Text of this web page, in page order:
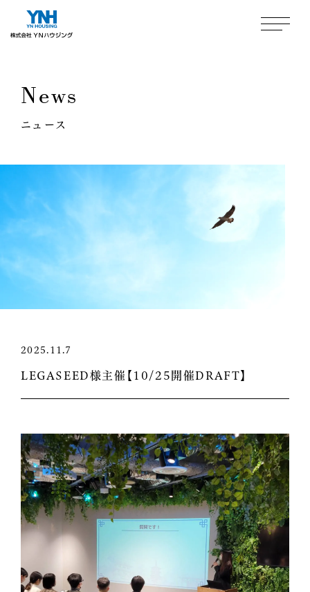
News
ニュース
2025.11.7
LEGASEED様主催【10/25開催DRAFT】